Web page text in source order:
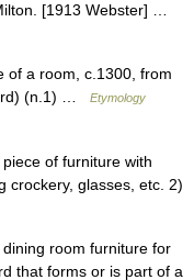
[1913 Webster] …
a room, c.1300, from
(n.1) …
Etymology
of furniture with
crockery, glasses, etc. 2)
room furniture for
that forms or is part of a